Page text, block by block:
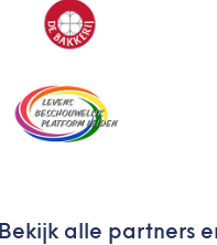
Bekijk alle partners